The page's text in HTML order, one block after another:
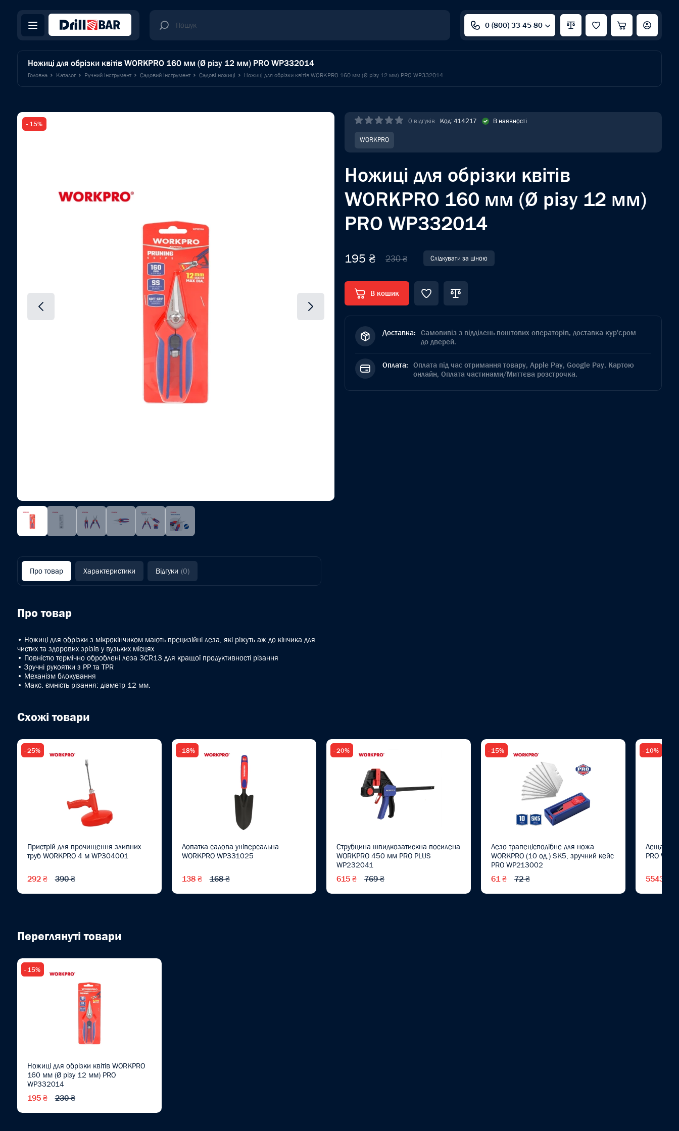
0 (800) 33-45-80
Ножиці для обрізки квітів WORKPRO 160 мм (Ø різу 12 мм) PRO WP332014
Головна Каталог Ручний інструмент Садовий інструмент Садові ножиці Ножиці для обрізки квітів WORKPRO 160 мм (Ø різу 12 мм) PRO WP332014
- 15% 0 відгуків Код: 414217 В наявності
WORKPRO
Ножиці для обрізки квітів
WORKPRO 160 мм (Ø різу 12 мм)
PRO WP332014
195 ₴ 230 ₴ Слідкувати за ціною
В кошик
Доставка: Самовивіз з відділень поштових операторів, доставка кур'єром
до дверей.
Оплата: Оплата під час отримання товару, Apple Pay, Google Pay, Картою
онлайн, Оплата частинами/Миттєва розстрочка.
Про товар Характеристики Відгуки (0)
Про товар
• Ножиці для обрізки з мікрокінчиком мають прецизійні леза, які ріжуть аж до кінчика для
чистих та здорових зрізів у вузьких місцях
• Повністю термічно оброблені леза 3CR13 для кращої продуктивності різання
• Зручні рукоятки з PP та TPR
• Механізм блокування
• Макс. ємність різання: діаметр 12 мм.
Схожі товари
- 25%
Пристрій для прочищення зливних
труб WORKPRO 4 м WP304001
292 ₴ 390 ₴
- 18%
Лопатка садова універсальна
WORKPRO WP331025
138 ₴ 168 ₴
- 20%
Струбцина швидкозатискна посилена
WORKPRO 450 мм PRO PLUS
WP232041
615 ₴ 769 ₴
- 15%
Лезо трапецієподібне для ножа
WORKPRO (10 од.) SK5, зручний кейс
PRO WP213002
61 ₴ 72 ₴
- 10%
Лещата
PRO
5543 ₴
Переглянуті товари
- 15%
Ножиці для обрізки квітів WORKPRO
160 мм (Ø різу 12 мм) PRO
WP332014
195 ₴ 230 ₴